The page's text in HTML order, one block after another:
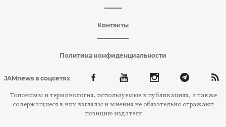
Контакты
Политика конфиденциальности
JAMnews в соцсетях
Топонимы и терминология, используемые в публикациях, а также
содержащиеся в них взгляды и мнения не обязательно отражают
позицию издателя